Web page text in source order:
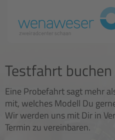
Testfahrt buchen
Eine Probefahrt sagt mehr
mit, welches Modell Du
Wir werden uns mit Dir in
Termin zu vereinbaren.